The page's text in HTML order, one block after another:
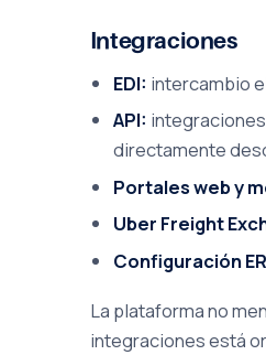
Integraciones
EDI: intercambio
API:
directamente
Portales web y
Uber Freight
Configuración
La plataforma no
integraciones está